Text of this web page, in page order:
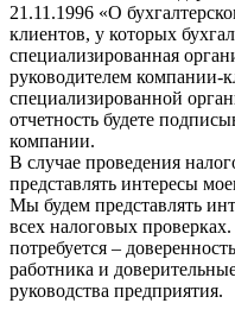
21.11.1996 «О
клиентов, у которых
специализированная
руководителем компании-
специализированной
отчетность будете
компании.
В случае проведения
представлять интересы
Мы будем представлять
всех налоговых
потребуется –
работника и
руководства предприятия.